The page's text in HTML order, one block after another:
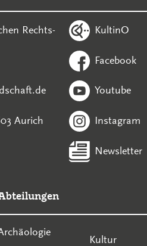
Rechts-
Aurich
KultinO
Facebook
Youtube
Instagram
Newsletter
Kultur